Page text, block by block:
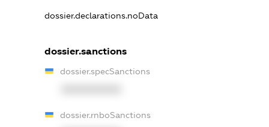
dossier.declarations.noData
dossier.sanctions
dossier.specSanctions
dossier.rnboSanctions